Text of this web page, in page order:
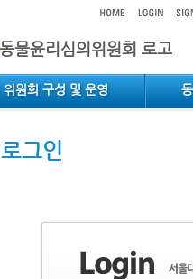
위원회 구성 및 운영
로그인